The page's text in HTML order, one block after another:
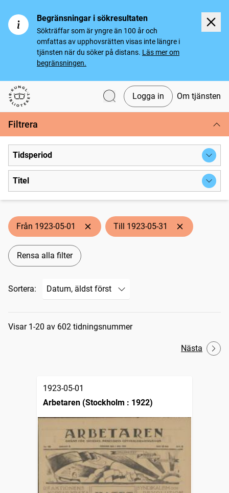
Begränsningar i sökresultaten
Sökträffar som är yngre än 100 år och
omfattas av upphovsrätten visas inte längre i
tjänsten när du söker på distans. Läs mer om
begränsningen.
Svenska tidningar
Logga in Om tjänsten
Filtrera
Tidsperiod
Titel
Från 1923-05-01 Till 1923-05-31
Rensa alla filter
Sortera:
Sökresultat
Visar 1-20 av 602 tidningsnummer
Nästa
1923-05-01
Arbetaren (Stockholm : 1922)